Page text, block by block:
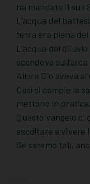
ha mandato il suo
L’acqua del
terra era piena
L’acqua del
scendeva
Allora Dio aveva
Così si compie la
mettono in pratica.
Questo vangelo ci
ascoltare e vivere
Se saremo tali,